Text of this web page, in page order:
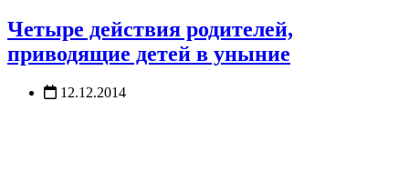
Четыре действия родителей,
приводящие детей в уныние
12.12.2014